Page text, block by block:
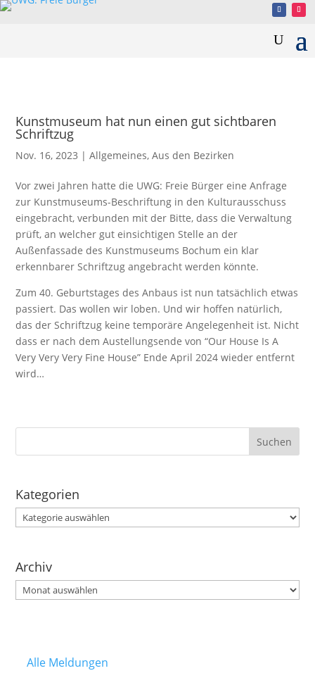
Kunstmuseum hat nun einen gut sichtbaren
Schriftzug
Nov. 16, 2023 |Allgemeines,Aus den Bezirken
Vor zwei Jahren hatte die UWG: Freie Bürger eine Anfrage
zur Kunstmuseums-Beschriftung in den Kulturausschuss
eingebracht, verbunden mit der Bitte, dass die Verwaltung
prüft, an welcher gut einsichtigen Stelle an der
Außenfassade des Kunstmuseums Bochum ein klar
erkennbarer Schriftzug angebracht werden könnte.
Zum 40. Geburtstages des Anbaus ist nun tatsächlich etwas
passiert. Das wollen wir loben. Und wir hoffen natürlich,
das der Schriftzug keine temporäre Angelegenheit ist. Nicht
dass er nach dem Austellungsende von “Our House Is A
Very Very Very Fine House” Ende April 2024 wieder entfernt
wird…
Kategorien
Kategorien
Archiv
Archiv
Alle Meldungen